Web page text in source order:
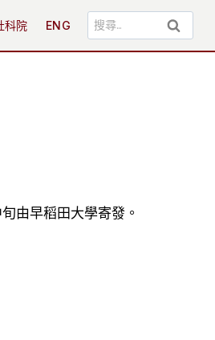
科院 ENG
搜
尋
由早稻田大學寄發。